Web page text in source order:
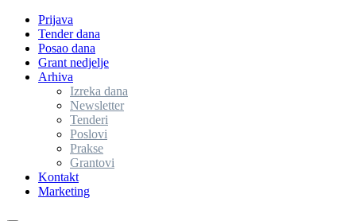
Prijava
Tender dana
Posao dana
Grant nedjelje
Arhiva
Izreka dana
Newsletter
Tenderi
Poslovi
Prakse
Grantovi
Kontakt
Marketing